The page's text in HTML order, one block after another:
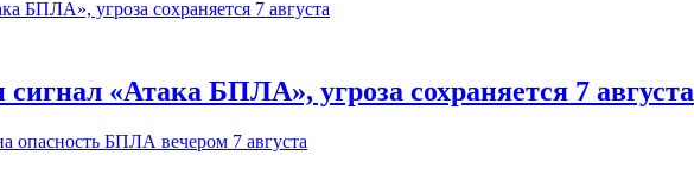
«Атака БПЛА», угроза сохраняется 7 августа